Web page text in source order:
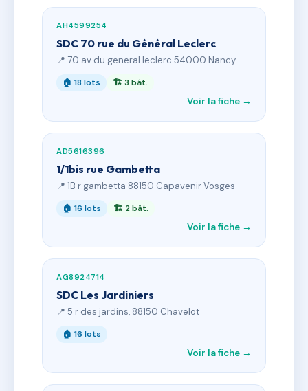
AH4599254
SDC 70 rue du Général Leclerc
📍 70 av du general leclerc 54000 Nancy
🏠 18 lots 🏗 3 bât.
Voir la fiche →
AD5616396
1/1bis rue Gambetta
📍 1B r gambetta 88150 Capavenir Vosges
🏠 16 lots 🏗 2 bât.
Voir la fiche →
AG8924714
SDC Les Jardiniers
📍 5 r des jardins, 88150 Chavelot
🏠 16 lots
Voir la fiche →